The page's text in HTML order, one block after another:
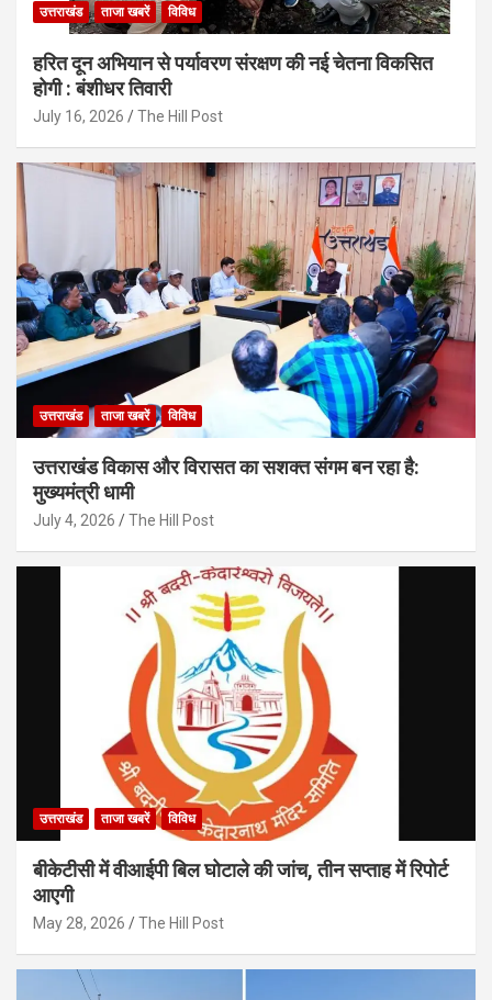
उत्तराखंड ताजा खबरें विविध
हरित दून अभियान से पर्यावरण संरक्षण की नई चेतना विकसित
होगी : बंशीधर तिवारी
July 16, 2026 The Hill Post
उत्तराखंड ताजा खबरें विविध
उत्तराखंड विकास और विरासत का सशक्त संगम बन रहा है:
मुख्यमंत्री धामी
July 4, 2026 The Hill Post
उत्तराखंड ताजा खबरें विविध
बीकेटीसी में वीआईपी बिल घोटाले की जांच, तीन सप्ताह में रिपोर्ट
आएगी
May 28, 2026 The Hill Post